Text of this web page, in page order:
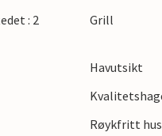
Lakes
øya Rab og byen
området og ta
variert opphold
: 2
Grill
Havutsikt
Røykfritt hus